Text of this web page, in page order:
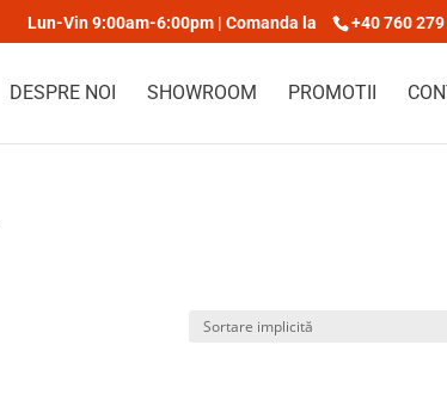
Lun-Vin 9:00am-6:00pm | Comanda la +40 760
DESPRE NOI SHOWROOM PROMOTII